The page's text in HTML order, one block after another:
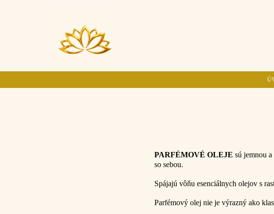
PARFÉMOVÉ OLEJE sú jemnou
so sebou.
Spájajú vôňu esenciálnych olejov s
Parfémový olej nie je výrazný ako